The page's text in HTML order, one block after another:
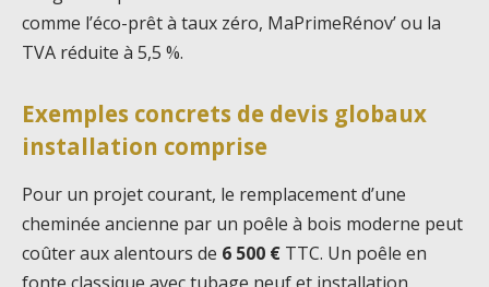
comme l’éco-prêt à taux zéro, MaPrimeRénov’ ou la
TVA réduite à 5,5 %.
Exemples concrets de devis globaux
installation comprise
Pour un projet courant, le remplacement d’une
cheminée ancienne par un poêle à bois moderne peut
coûter aux alentours de 6 500 € TTC. Un poêle en